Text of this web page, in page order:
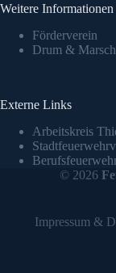
Weitere Informationen
Förderverein
Drum &
Externe Links
Arbeitskreis
© 2026
Impressum &